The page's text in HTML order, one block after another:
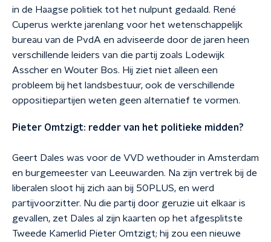
in de Haagse politiek tot het nulpunt gedaald. René
Cuperus werkte jarenlang voor het wetenschappelijk
bureau van de PvdA en adviseerde door de jaren heen
verschillende leiders van die partij zoals Lodewijk
Asscher en Wouter Bos. Hij ziet niet alleen een
probleem bij het landsbestuur, ook de verschillende
oppositiepartijen weten geen alternatief te vormen.
Pieter Omtzigt: redder van het politieke midden?
Geert Dales was voor de VVD wethouder in Amsterdam
en burgemeester van Leeuwarden. Na zijn vertrek bij de
liberalen sloot hij zich aan bij 50PLUS, en werd
partijvoorzitter. Nu die partij door geruzie uit elkaar is
gevallen, zet Dales al zijn kaarten op het afgesplitste
Tweede Kamerlid Pieter Omtzigt; hij zou een nieuwe